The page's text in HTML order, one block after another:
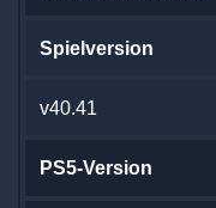
Spielversion
v40.41
PS5-Version